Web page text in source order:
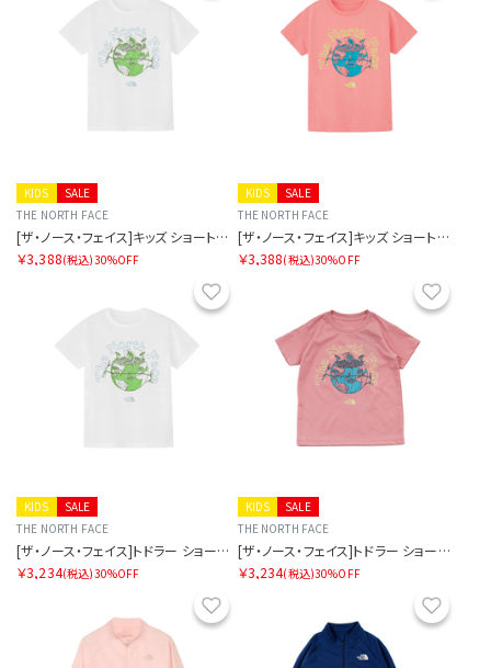
SALE
KIDS
THE NORTH FACE
[ザ・ノース・フェイス]キッズ ショートスリーブルミナスグラフィックティー
￥3,388(税込)30%OFF
SALE
KIDS
THE NORTH FACE
[ザ・ノース・フェイス]キッズ ショートスリーブルミナスグラフィックティー
￥3,388(税込)30%OFF
お気に入り
SALE
KIDS
THE NORTH FACE
[ザ・ノース・フェイス]トドラー ショートスリーブルミナスグラフィックティー
￥3,234(税込)30%OFF
SALE
KIDS
THE NORTH FACE
[ザ・ノース・フェイス]トドラー ショートスリーブルミナスグラフィックティー
￥3,234(税込)30%OFF
お気に入り